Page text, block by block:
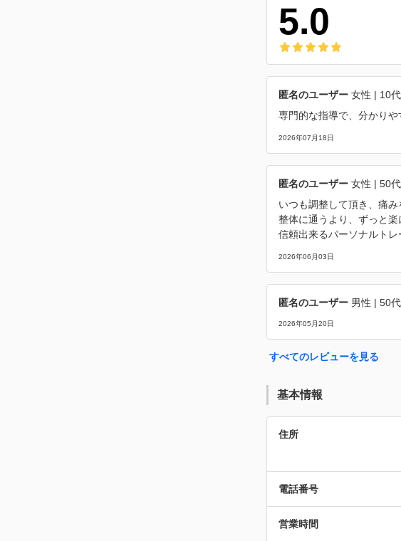
5.0
匿名のユーザー 女性 | 10
専門的な指導で、分かり
2026年07月18日
匿名のユーザー 女性 | 50代
いつも調整して頂き、痛
整体に通うより、ずっと楽
信頼出来るパーソナルトレ
2026年06月03日
匿名のユーザー 男性 | 50代
2026年05月20日
すべてのレビューを見る
基本情報
住所
電話番号
営業時間